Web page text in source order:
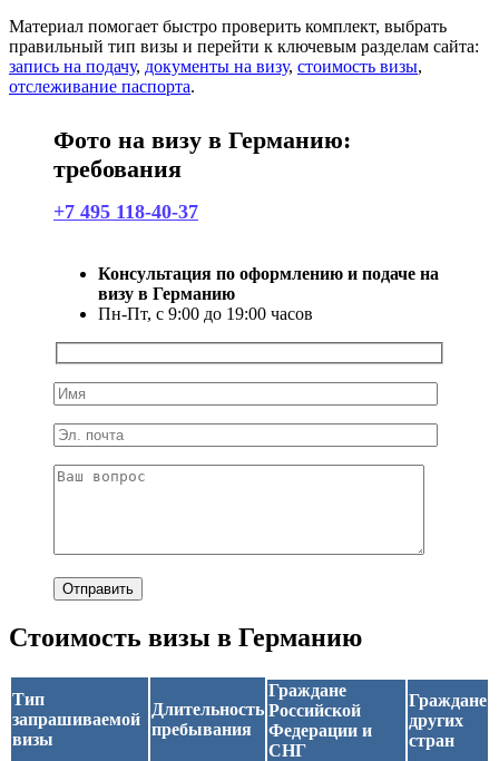
Материал помогает быстро проверить комплект, выбрать
правильный тип визы и перейти к ключевым разделам сайта:
запись на подачу, документы на визу, стоимость визы,
отслеживание паспорта.
Фото на визу в Германию:
требования
+7 495 118-40-37
Консультация по оформлению и подаче на
визу в Германию
Пн-Пт, с 9:00 до 19:00 часов
Стоимость визы в Германию
Тип
запрашиваемой
визы
Длительность
пребывания
Граждане
Российской
Федерации и
СНГ
Граждане
других
стран